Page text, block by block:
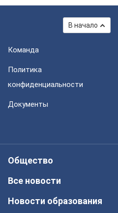
В начало
Команда
Политика
конфиденциальности
Документы
Общество
Все новости
Новости образования